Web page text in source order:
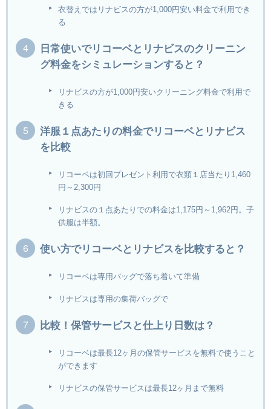
衣替えではリナビスの方が1,000円安い料金で利用でき
る
日常使いでリコーベとリナビスのクリーニン
グ料金をシミュレーションすると？
リナビスの方が1,000円安いクリーニング料金で利用で
きる
洋服１点あたりの料金でリコーベとリナビス
を比較
リコーベは初回プレゼント利用で衣類１店当たり1,460
円～2,300円
リナビスの１点あたりでの料金は1,175円～1,962円。子
供服は半額。
使い方でリコーベとリナビスを比較すると？
リコーベは専用バッグで落ち着いて準備
リナビスは専用の集荷バッグで
比較！保管サービスと仕上り日数は？
リコーベは最長12ヶ月の保管サービスを無料で使うこと
ができます
リナビスの保管サービスは最長12ヶ月まで無料